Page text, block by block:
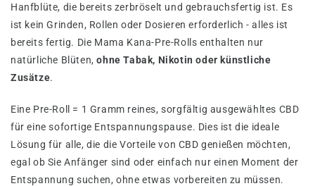
Hanfblüte, die bereits zerbröselt und gebrauchsfertig ist. Es
ist kein Grinden, Rollen oder Dosieren erforderlich - alles ist
bereits fertig. Die Mama Kana-Pre-Rolls enthalten nur
natürliche Blüten,ohne Tabak, Nikotin oder künstliche
Zusätze.
Eine Pre-Roll = 1 Gramm reines, sorgfältig ausgewähltes CBD
für eine sofortige Entspannungspause. Dies ist die ideale
Lösung für alle, die die Vorteile von CBD genießen möchten,
egal ob Sie Anfänger sind oder einfach nur einen Moment der
Entspannung suchen, ohne etwas vorbereiten zu müssen.